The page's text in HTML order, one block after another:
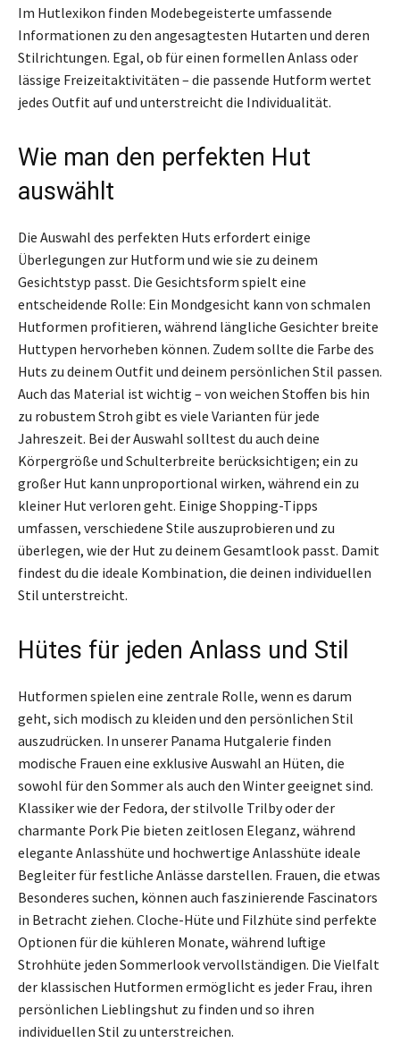
Im Hutlexikon finden Modebegeisterte umfassende
Informationen zu den angesagtesten Hutarten und deren
Stilrichtungen. Egal, ob für einen formellen Anlass oder
lässige Freizeitaktivitäten – die passende Hutform wertet
jedes Outfit auf und unterstreicht die Individualität.
Wie man den perfekten Hut
auswählt
Die Auswahl des perfekten Huts erfordert einige
Überlegungen zur Hutform und wie sie zu deinem
Gesichtstyp passt. Die Gesichtsform spielt eine
entscheidende Rolle: Ein Mondgesicht kann von schmalen
Hutformen profitieren, während längliche Gesichter breite
Huttypen hervorheben können. Zudem sollte die Farbe des
Huts zu deinem Outfit und deinem persönlichen Stil passen.
Auch das Material ist wichtig – von weichen Stoffen bis hin
zu robustem Stroh gibt es viele Varianten für jede
Jahreszeit. Bei der Auswahl solltest du auch deine
Körpergröße und Schulterbreite berücksichtigen; ein zu
großer Hut kann unproportional wirken, während ein zu
kleiner Hut verloren geht. Einige Shopping-Tipps
umfassen, verschiedene Stile auszuprobieren und zu
überlegen, wie der Hut zu deinem Gesamtlook passt. Damit
findest du die ideale Kombination, die deinen individuellen
Stil unterstreicht.
Hütes für jeden Anlass und Stil
Hutformen spielen eine zentrale Rolle, wenn es darum
geht, sich modisch zu kleiden und den persönlichen Stil
auszudrücken. In unserer Panama Hutgalerie finden
modische Frauen eine exklusive Auswahl an Hüten, die
sowohl für den Sommer als auch den Winter geeignet sind.
Klassiker wie der Fedora, der stilvolle Trilby oder der
charmante Pork Pie bieten zeitlosen Eleganz, während
elegante Anlasshüte und hochwertige Anlasshüte ideale
Begleiter für festliche Anlässe darstellen. Frauen, die etwas
Besonderes suchen, können auch faszinierende Fascinators
in Betracht ziehen. Cloche-Hüte und Filzhüte sind perfekte
Optionen für die kühleren Monate, während luftige
Strohhüte jeden Sommerlook vervollständigen. Die Vielfalt
der klassischen Hutformen ermöglicht es jeder Frau, ihren
persönlichen Lieblingshut zu finden und so ihren
individuellen Stil zu unterstreichen.